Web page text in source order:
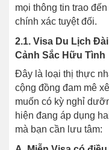
mọi thông tin trao
chính xác tuyệt đối.
2.1. Visa Du Lịch
Cảnh Sắc Hữu Tình
Đây là loại thị thực
cộng đồng đam mê
muốn có kỳ nghỉ
hiện đang áp dụng
mà bạn cần lưu tâm: